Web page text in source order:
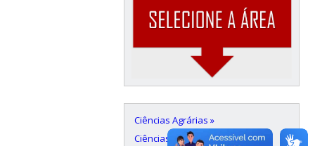
Ciências Agrárias »
Ciências Biológicas »